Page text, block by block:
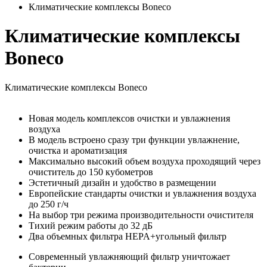
Климатические комплексы Boneсo
Климатические комплексы
Boneсo
Климатические комплексы Boneсo
Новая модель комплексов очистки и увлажнения
воздуха
В модель встроено сразу три функции увлажнение,
очистка и ароматизация
Максимально высокий объем воздуха проходящий через
очиститель до 150 кубометров
Эстетичный дизайн и удобство в размещении
Европейские стандарты очистки и увлажнения воздуха
до 250 г/ч
На выбор три режима производительности очистителя
Тихий режим работы до 32 дБ
Два объемных фильтра HEPA+угольный фильтр
Современный увлажняющий фильтр уничтожает